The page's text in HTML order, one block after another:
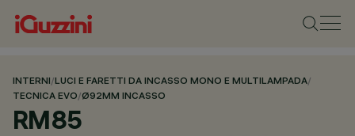
INTERNI/LUCI E FARETTI DA INCASSO MONO E MULTILAMPADA/
TECNICA EVO/Ø92MM INCASSO
RM85